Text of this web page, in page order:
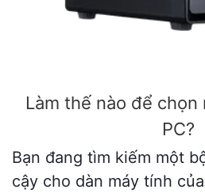
Làm thế nào để
PC?
Bạn đang tìm kiếm một
cậy cho dàn máy tính